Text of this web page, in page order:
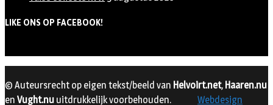
LIKE ONS OP FACEBOOK!
© Auteursrecht op eigen tekst/beeld van Helvoirt.net, Haaren.nu
en Vught.nu uitdrukkelijk voorbehouden.
Webdesign